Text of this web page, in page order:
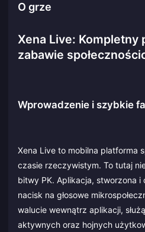
O grze
Xena Live: Kompletny
zabawie
Wprowadzenie i szybkie
Xena Live to mobilna platforma
czasie rzeczywistym. To tutaj
bitwy PK. Aplikacja, stworzona i
nacisk na głosowe
walucie wewnątrz aplikacji,
aktywnych oraz hojnych